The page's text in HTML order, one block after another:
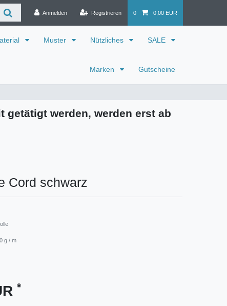
Anmelden Registrieren 0 0,00 EUR
Muster Nützliches SALE
Marken Gutscheine
getätigt werden, werden erst ab
Cord schwarz
g / m
*